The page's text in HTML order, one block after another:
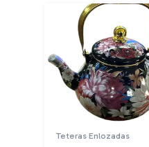
múltiples
variantes.
Las
opciones
se
pueden
elegir
en
la
Teteras Enlozadas